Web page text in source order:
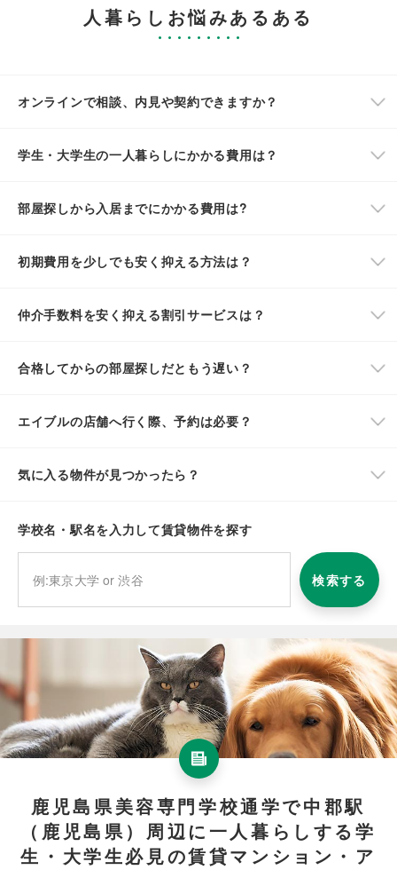
人暮らしお悩みあるある
オンラインで相談、内見や契約できますか？
学生・大学生の一人暮らしにかかる費用は？
部屋探しから入居までにかかる費用は?
初期費用を少しでも安く抑える方法は？
仲介手数料を安く抑える割引サービスは？
合格してからの部屋探しだともう遅い？
エイブルの店舗へ行く際、予約は必要？
気に入る物件が見つかったら？
学校名・駅名を入力して賃貸物件を探す
検索する
鹿児島県美容専門学校通学で中郡駅
（鹿児島県）周辺に一人暮らしする学
生・大学生必見の賃貸マンション・ア